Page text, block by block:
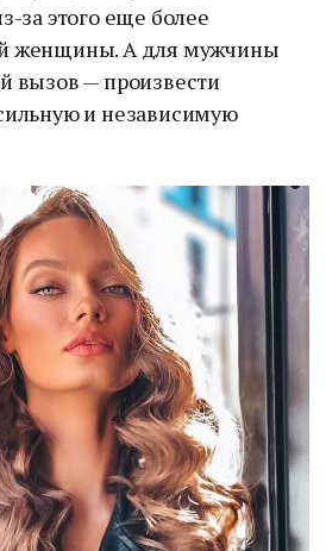
за этого еще более
женщины. А для мужчины
вызов — произвести
и независимую